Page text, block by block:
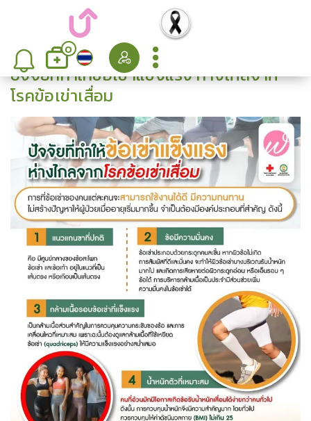
0
ปัจจัยที่ทำให้ข้อเข่าแข็งแรง ห่างไกลจาก
โรคข้อเข่าเสื่อม